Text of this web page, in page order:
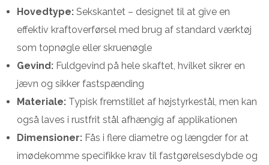
Hovedtype: Sekskantet – designet til at give en
effektiv kraftoverførsel med brug af standard værktøj
som topnøgle eller skruenøgle
Gevind: Fuldgevind på hele skaftet, hvilket sikrer en
jævn og sikker fastspænding
Materiale: Typisk fremstillet af højstyrkestål, men kan
også laves i rustfrit stål afhængig af applikationen
Dimensioner: Fås i flere diametre og længder for at
imødekomme specifikke krav til fastgørelsesdybde og